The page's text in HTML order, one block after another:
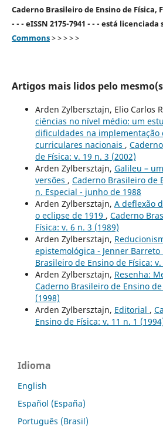
Caderno Brasileiro de Ensino de Física,
- - - eISSN 2175-7941 - - - está licenciada
Commons> > > > >
Artigos mais lidos pelo
Arden Zylbersztajn, Elio Carlos
ciências no nível médio: um
dificuldades na implementação
curriculares nacionais ,
de Física: v. 19 n. 3 (2002)
Arden Zylbersztajn, Galileu –
versões , Caderno Brasileiro de
n. Especial - junho de 1988
Arden Zylbersztajn, A deflexão
o eclipse de 1919 , Caderno
Física: v. 6 n. 3 (1989)
Arden Zylbersztajn,
epistemológica - Jenner Barreto
Brasileiro de Ensino de Física:
Arden Zylbersztajn, Resenha:
Caderno Brasileiro de Ensino
(1998)
Arden Zylbersztajn, Editorial ,
Ensino de Física: v. 11 n. 1
Idioma
English
Español (España)
Português (Brasil)